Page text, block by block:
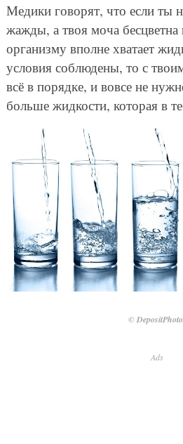
Медики говорят, что если ты
жажды, а твоя моча бесцветна
организму вполне хватает
условия соблюдены, то с
всё в порядке, и вовсе не
больше жидкости, которая в
©
Ads